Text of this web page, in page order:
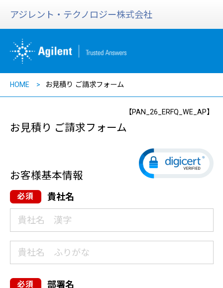
アジレント・テクノロジー株式会社
HOME お見積り ご請求フォーム
【PAN_26_ERFQ_WE_AP】
お見積り ご請求フォーム
お客様基本情報
貴社名
部署名